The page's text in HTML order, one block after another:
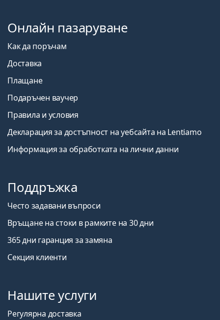
Онлайн пазаруване
Как да поръчам
Доставка
Плащане
Подаръчен ваучер
Правила и условия
Декларация за достъпност на уебсайта на Lentiamo
Информация за обработката на лични данни
Поддръжка
Често задавани въпроси
Връщане на стоки в рамките на 30 дни
365 дни гаранция за замяна
Секция клиенти
Нашите услуги
Регулярна доставка